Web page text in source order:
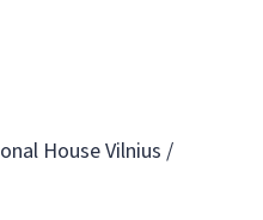
House Vilnius /